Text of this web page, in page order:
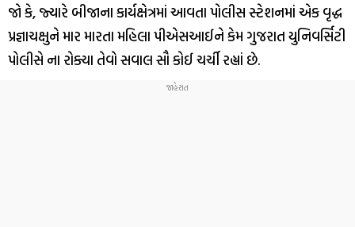
જો કે, જ્યારે બીજાના કાર્યક્ષેત્રમાં આવતા પોલીસ સ્ટેશનમાં એક વૃદ્ધ
પ્રજ્ઞાચક્ષુને માર મારતા મહિલા પીએસઆઈને કેમ ગુજરાત યુનિવર્સિટી
પોલીસે ના રોક્યા તેવો સવાલ સૌ કોઈ ચર્ચી રહ્યાં છે.